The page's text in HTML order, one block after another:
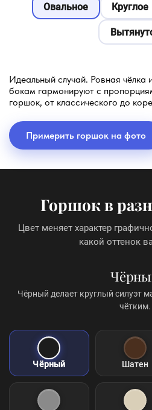
Овальное Круглое
Идеальный случай. Ровная чёлка
бокам гармонируют с
горшок, от классического до
Примерить горшок на фото
Горшок в
Цвет меняет характер
какой оттенок
Чёрный делает круглый силуэт
чётким.
Чёрный Шатен